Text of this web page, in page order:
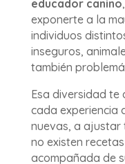
educador canino
exponerte a la
individuos
inseguros,
también
Esa diversidad te
cada experiencia
nuevas, a ajustar
no existen
acompañada de